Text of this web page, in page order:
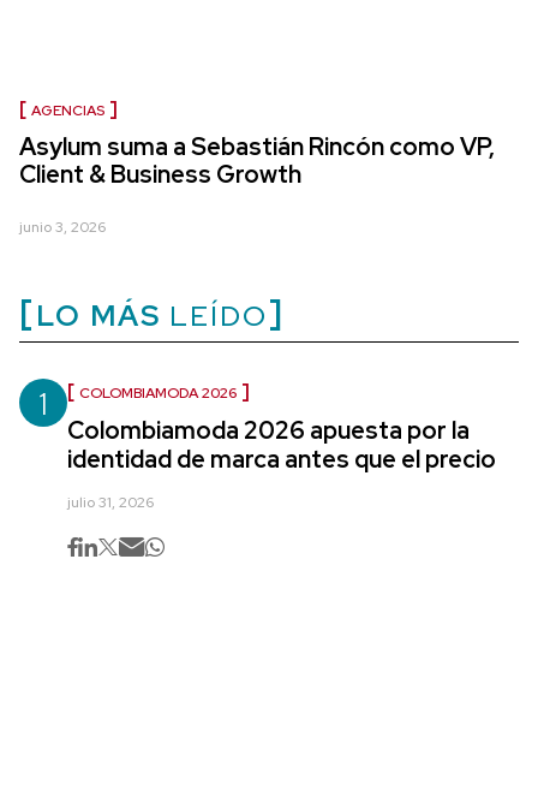
AGENCIAS
Asylum suma a Sebastián Rincón como VP,
Client & Business Growth
junio 3, 2026
LO MÁS LEÍDO
1 COLOMBIAMODA 2026
Colombiamoda 2026 apuesta por la
identidad de marca antes que el precio
julio 31, 2026